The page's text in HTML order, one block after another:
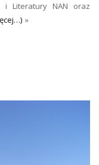
i Literatury NAN oraz